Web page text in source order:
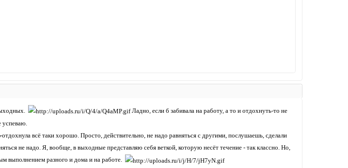
Ладно, если б забивала на работу, а то и отдохнуть-то не
успеваю.
отдохнула всё таки хорошо. Просто, действительно, не надо равняться с другими, послушаешь, сделали
не надо. Я, вообще, в выходные представляю себя веткой, которую несёт течение - так классно. Но,
выполнением разного и дома и на работе.